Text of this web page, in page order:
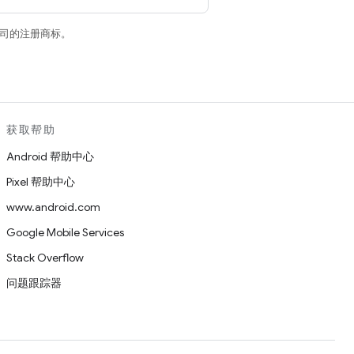
的注册商标。
获取帮助
Android 帮助中心
Pixel 帮助中心
www.android.com
Google Mobile Services
Stack Overflow
问题跟踪器